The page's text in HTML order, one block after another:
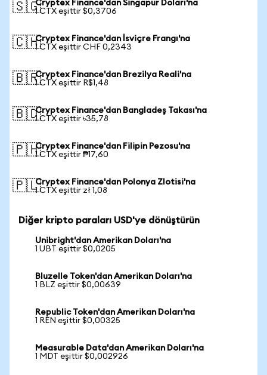
🇸🇬Cryptex Finance'dan Singapur Doları'na
1 CTX eşittir $0,3706
🇨🇭Cryptex Finance'dan İsviçre Frangı'na
1 CTX eşittir CHF 0,2343
🇧🇷Cryptex Finance'dan Brezilya Reali'na
1 CTX eşittir R$1,48
🇧🇩Cryptex Finance'dan Bangladeş Takası'na
1 CTX eşittir ৳35,78
🇵🇭Cryptex Finance'dan Filipin Pezosu'na
1 CTX eşittir ₱17,60
🇵🇱Cryptex Finance'dan Polonya Zlotisi'na
1 CTX eşittir zł 1,08
Diğer kripto paraları USD'ye dönüştürün
Unibright'dan Amerikan Doları'na
1 UBT eşittir $0,0205
Bluzelle Token'dan Amerikan Doları'na
1 BLZ eşittir $0,00639
Republic Token'dan Amerikan Doları'na
1 REN eşittir $0,00325
Measurable Data'dan Amerikan Doları'na
1 MDT eşittir $0,002926